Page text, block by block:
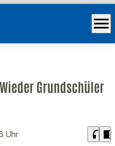
menu
Grundschüler
Uhr headphones chrome_reader_mode